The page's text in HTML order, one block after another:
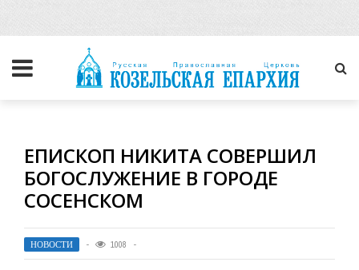
ЕПИСКОП НИКИТА СОВЕРШИЛ
БОГОСЛУЖЕНИЕ В ГОРОДЕ
СОСЕНСКОМ
НОВОСТИ 1008